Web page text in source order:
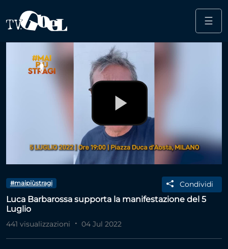
Salta al contenuto principale
☰
Play
Video
#maipiùstragi Condividi
Luca Barbarossa supporta la manifestazione del 5
Luglio
441 visualizzazioni 04 Jul 2022